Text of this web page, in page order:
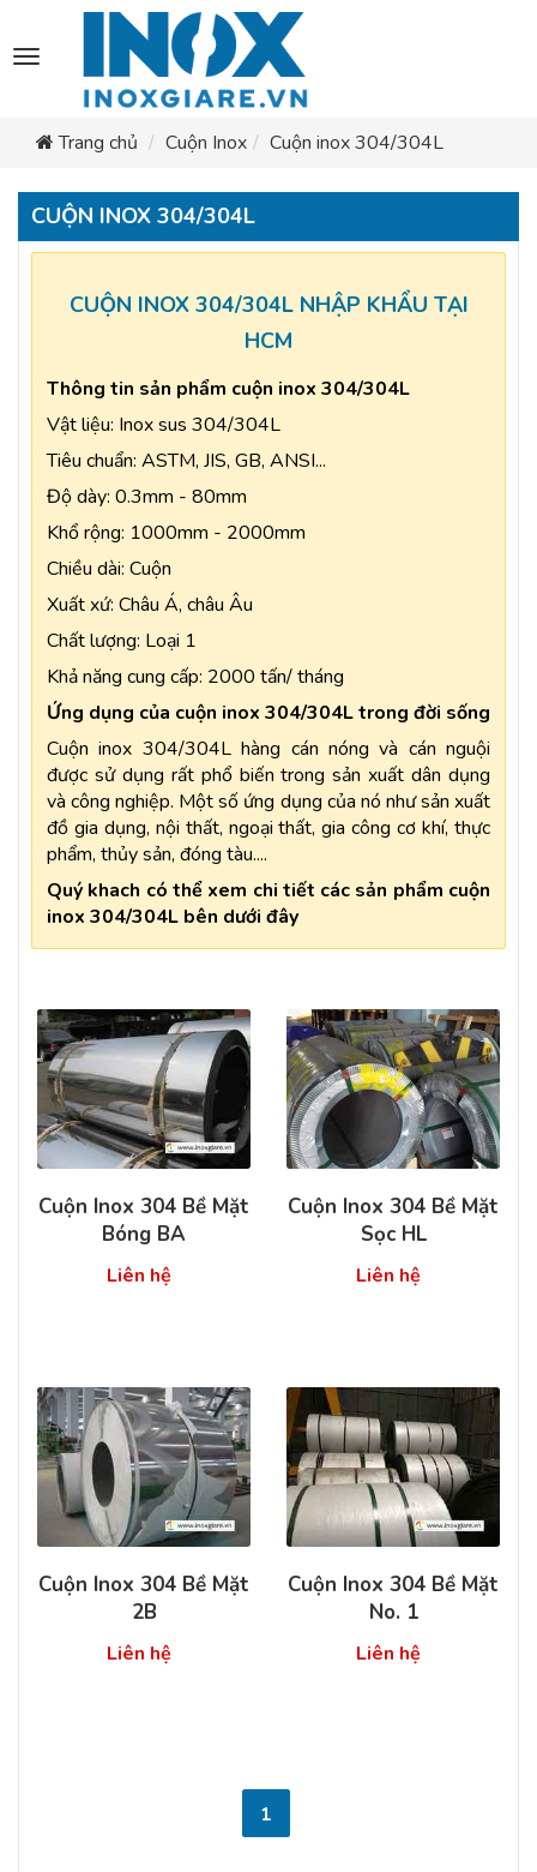
Toggle
navigation
Trang chủ
Cuộn Inox Cuộn inox 304/304L
CUỘN INOX 304/304L
CUỘN INOX 304/304L NHẬP KHẨU TẠI
HCM
Thông tin sản phẩm cuộn inox 304/304L
Vật liệu: Inox sus 304/304L
Tiêu chuẩn: ASTM, JIS, GB, ANSI...
Độ dày: 0.3mm - 80mm
Khổ rộng: 1000mm - 2000mm
Chiều dài: Cuộn
Xuất xứ: Châu Á, châu Âu
Chất lượng: Loại 1
Khả năng cung cấp: 2000 tấn/ tháng
Ứng dụng của cuộn inox 304/304L trong đời sống
Cuộn inox 304/304L hàng cán nóng và cán nguội
được sử dụng rất phổ biến trong sản xuất dân dụng
và công nghiệp. Một số ứng dụng của nó như sản xuất
đồ gia dụng, nội thất, ngoại thất, gia công cơ khí, thực
phẩm, thủy sản, đóng tàu....
Quý khach có thể xem chi tiết các sản phẩm cuộn
inox 304/304L bên dưới đây
Cuộn Inox 304 Bề Mặt
Bóng BA
Liên hệ
Cuộn Inox 304 Bề Mặt
Sọc HL
Liên hệ
Cuộn Inox 304 Bề Mặt
2B
Liên hệ
Cuộn Inox 304 Bề Mặt
No. 1
Liên hệ
1